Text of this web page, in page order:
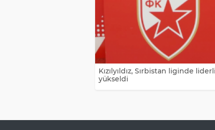
Kızılyıldız, Sırbistan liginde
yükseldi